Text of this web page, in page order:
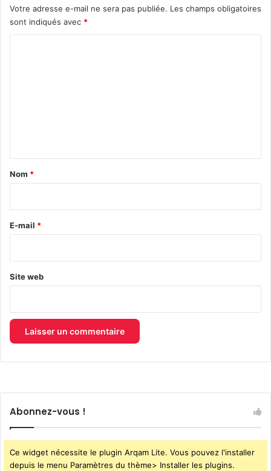
Votre adresse e-mail ne sera pas publiée. Les champs obligatoires
sont indiqués avec *
a
e
Nom *
E-mail *
Site web
Abonnez-vous !
Ce widget nécessite le plugin Arqam Lite. Vous pouvez l'installer
depuis le menu Paramètres du thème> Installer les plugins.